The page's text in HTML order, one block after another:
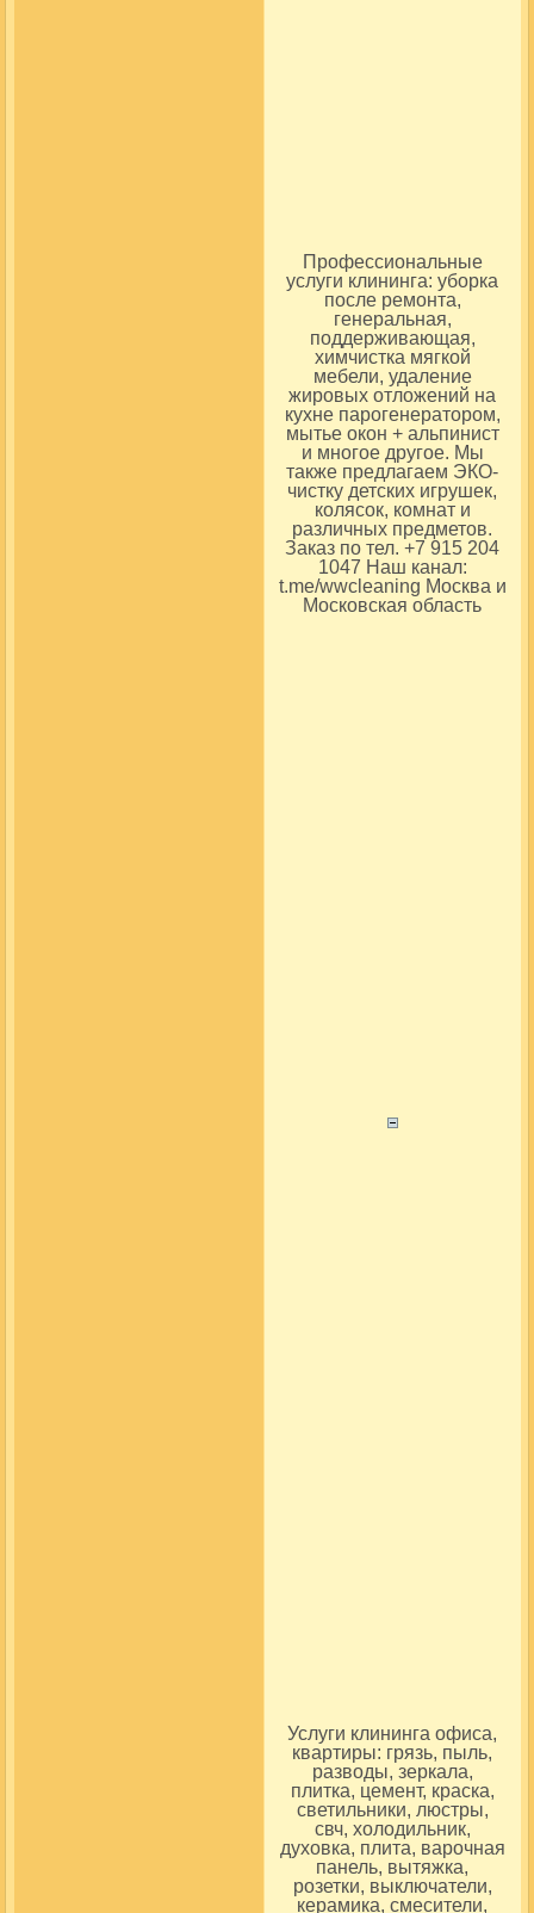
Профессиональные
услуги клининга: уборка
после ремонта,
генеральная,
поддерживающая,
химчистка мягкой
мебели, удаление
жировых отложений на
кухне парогенератором,
мытье окон + альпинист
и многое другое. Мы
также предлагаем ЭКО-
чистку детских игрушек,
колясок, комнат и
различных предметов.
Заказ по тел. +7 915 204
1047 Наш канал:
t.me/wwcleaning Москва и
Московская область
Услуги клининга офиса,
квартиры: грязь, пыль,
разводы, зеркала,
плитка, цемент, краска,
светильники, люстры,
свч, холодильник,
духовка, плита, варочная
панель, вытяжка,
розетки, выключатели,
керамика, смесители,